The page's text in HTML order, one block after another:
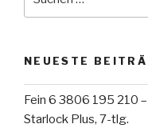
nach:
NEUESTE
Fein 6 3806 195 210
Starlock Plus, 7-tlg.